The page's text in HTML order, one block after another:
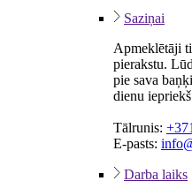
Saziņai
Apmeklētāji
pierakstu.
pie sava
dienu
Tālrunis:
E-pasts:
Darba laiks